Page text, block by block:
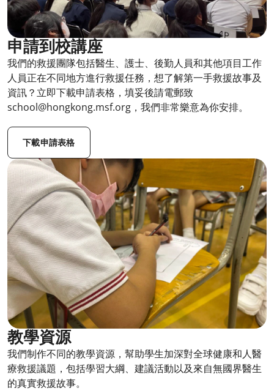
申請到校講座
我們的救援團隊包括醫生、護士、後勤人員和其他項目工作
人員正在不同地方進行救援任務，想了解第一手救援故事及
資訊？立即下載申請表格，填妥後請電郵致
school@hongkong.msf.org，我們非常樂意為你安排。​
下載申請表格
教學資源
我們制作不同的教學資源，幫助學生加深對全球健康和人醫
療救援議題，包括學習大綱、建議活動以及來自無國界醫生
的真實救援故事。